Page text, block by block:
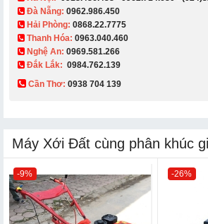
Đà Nẵng: 0962.986.450
Hải Phòng: 0868.22.7775
Thanh Hóa: 0963.040.460
Nghệ An: 0969.581.266
Đắk Lắk: 0984.762.139
Cần Thơ: 0938 704 139​
Máy Xới Đất cùng phân khúc
-9% -26%